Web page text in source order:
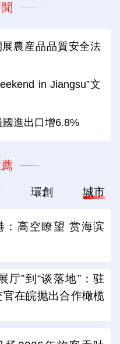
農産品品質安全法
in Jiangsu”文
進出口增6.8%
環創 城市
：高空瞭望 赏海滨
厅”到“谈落地”：驻
官在皖抛出合作橄榄